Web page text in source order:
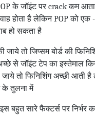
के जॉइंट पर crack कम
होता है लेकिन POP को एक
हो सकता है
जाये तो जिप्सम बोर्ड की
से जॉइंट टेप का इस्तेमाल
तो फिनिशिंग अच्छी आती
के तुलना में
बहुत सारे फैक्टर्स पर